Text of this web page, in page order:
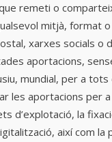
remeti o
mitjà, format
xarxes socials
aportacions,
mundial, per a
les aportacions per
d’explotació, la
així com